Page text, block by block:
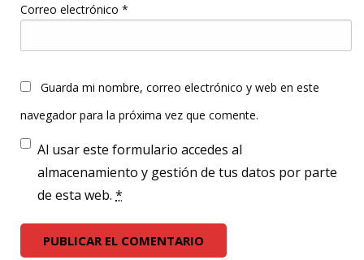
Correo electrónico *
Guarda mi nombre, correo electrónico y web en este
navegador para la próxima vez que comente.
Al usar este formulario accedes al
almacenamiento y gestión de tus datos por parte
de esta web. *